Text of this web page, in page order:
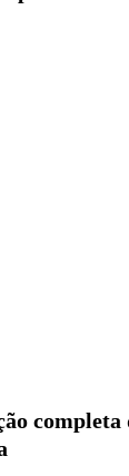
completa